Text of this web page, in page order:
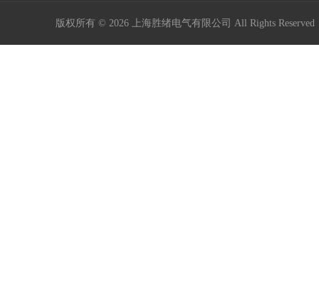
版权所有 © 2026 上海胜绪电气有限公司 All Rights